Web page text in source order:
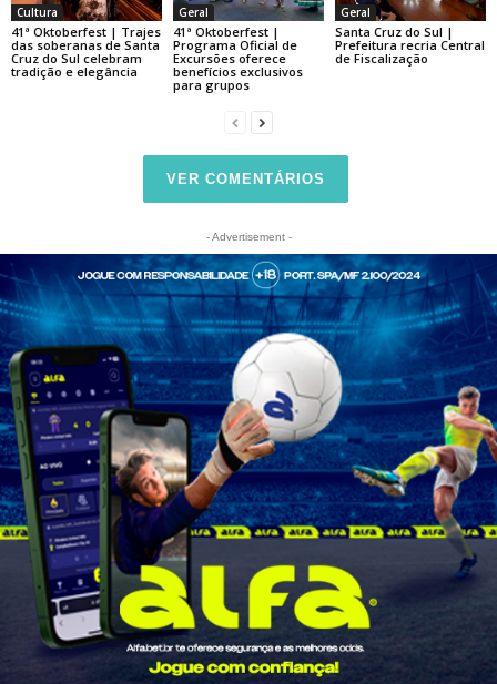
Cultura
41ª Oktoberfest | Trajes
das soberanas de Santa
Cruz do Sul celebram
tradição e elegância
Geral
41ª Oktoberfest |
Programa Oficial de
Excursões oferece
benefícios exclusivos
para grupos
Geral
Santa Cruz do Sul |
Prefeitura recria Central
de Fiscalização
VER COMENTÁRIOS
- Advertisement -